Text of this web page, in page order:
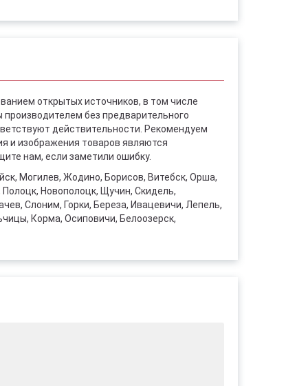
открытых источников, в том числе
без предварительного
действительности. Рекомендуем
и изображения товаров являются
нам, если заметили ошибку.
Могилев, Жодино, Борисов, Витебск, Орша,
Новополоцк, Щучин, Скидель,
Слоним, Горки, Береза, Ивацевичи, Лепель,
Корма, Осиповичи, Белоозерск,